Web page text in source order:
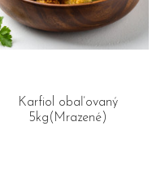
Karfiol obaľovaný
5kg(Mrazené)